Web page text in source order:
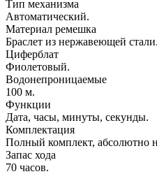
Тип механизма
Автоматический.
Материал ремешка
Браслет из нержавеющей стали.
Циферблат
Фиолетовый.
Водонепроницаемые
100 м.
Функции
Дата, часы, минуты, секунды.
Комплектация
Полный комплект, абсолютно
Запас хода
70 часов.